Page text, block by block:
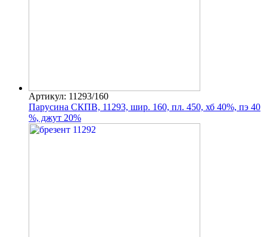
Артикул: 11293/160
Парусина СКПВ, 11293, шир. 160, пл. 450, хб 40%, пэ 40
%, джут 20%